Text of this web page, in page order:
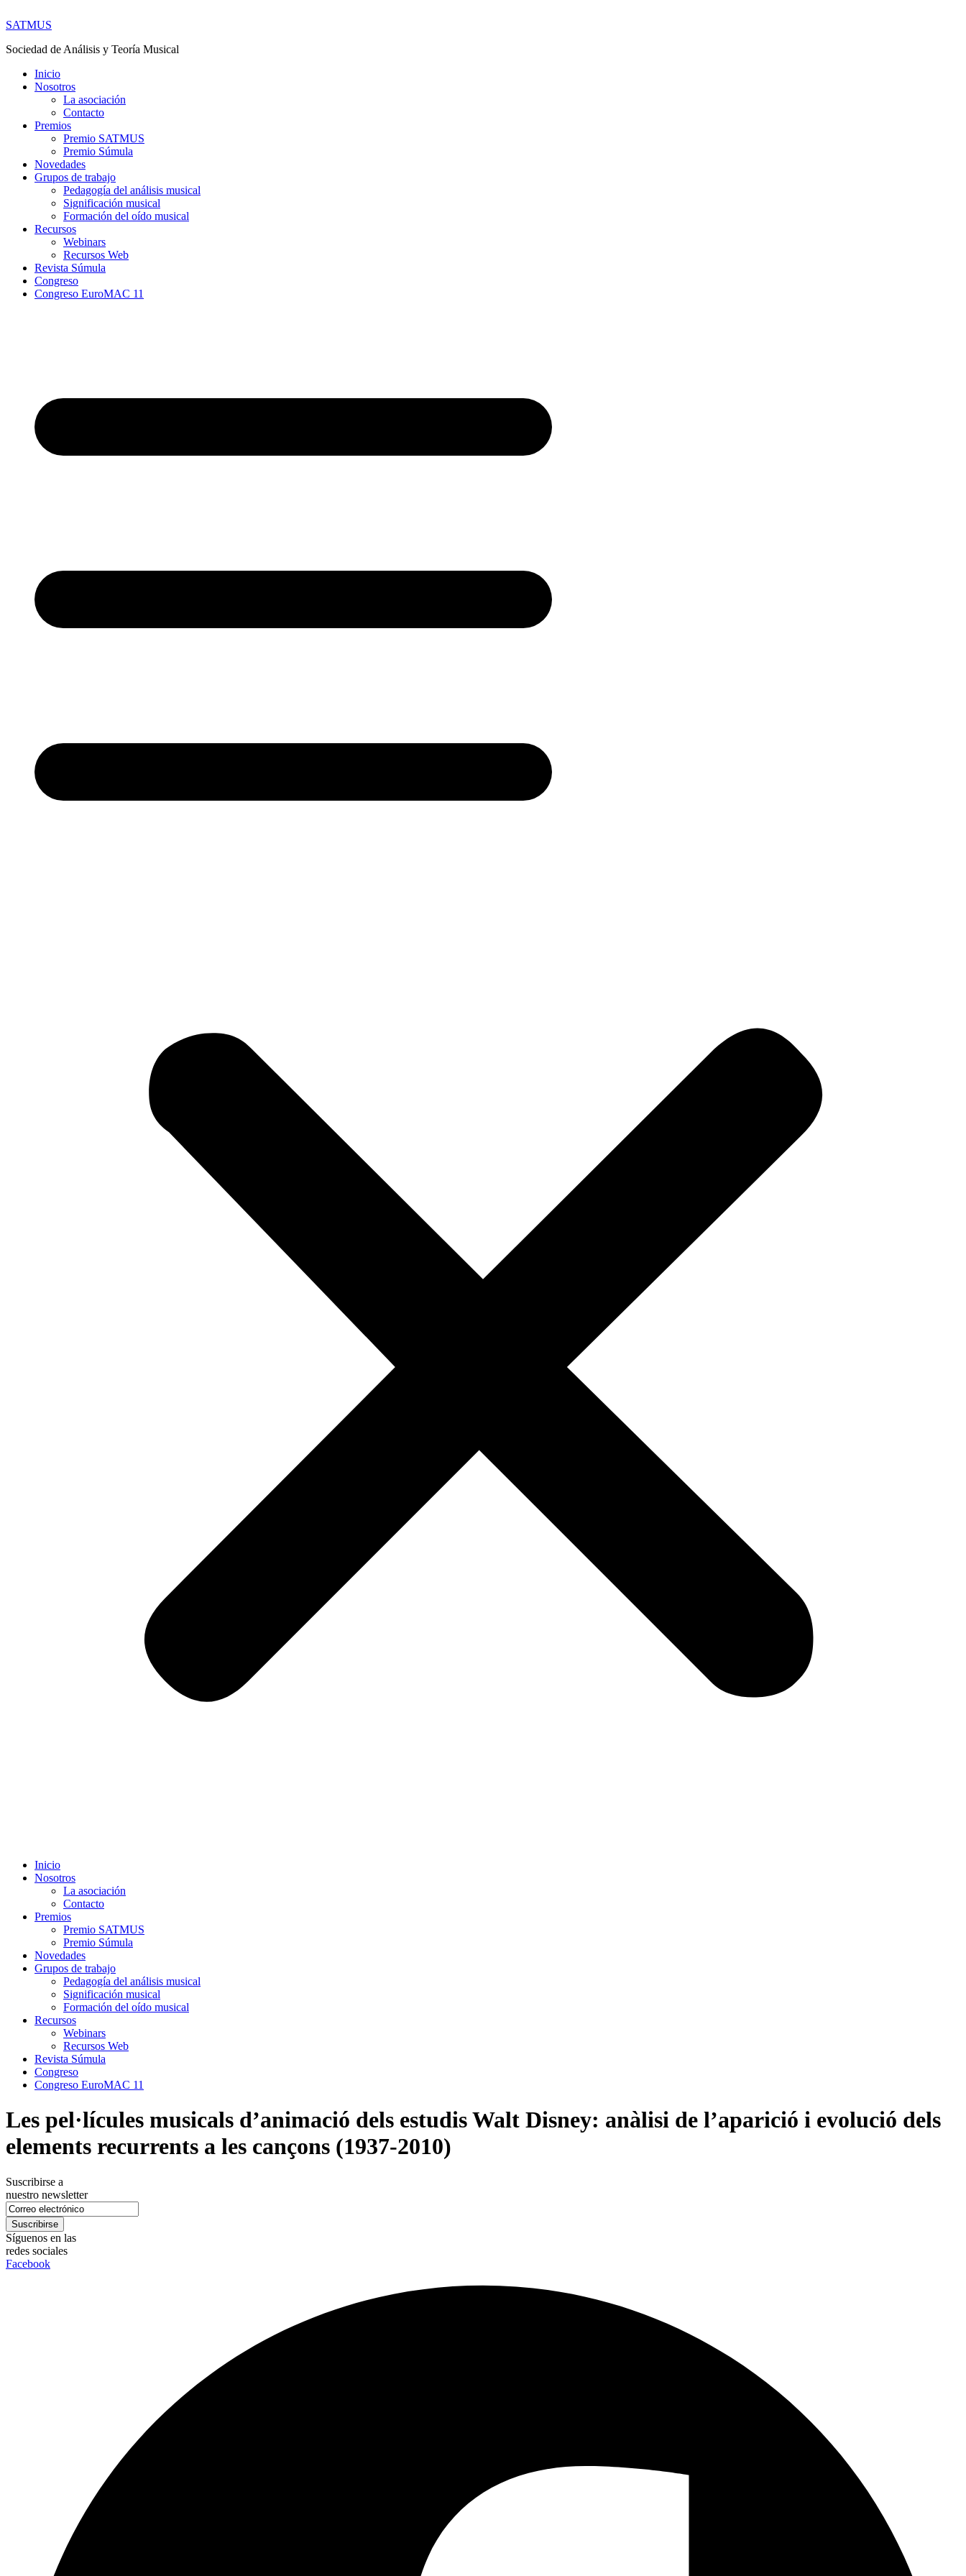
SATMUS
Sociedad de Análisis y Teoría Musical
Inicio
Nosotros
La asociación
Contacto
Premios
Premio SATMUS
Premio Súmula
Novedades
Grupos de trabajo
Pedagogía del análisis musical
Significación musical
Formación del oído musical
Recursos
Webinars
Recursos Web
Revista Súmula
Congreso
Congreso EuroMAC 11
Inicio
Nosotros
La asociación
Contacto
Premios
Premio SATMUS
Premio Súmula
Novedades
Grupos de trabajo
Pedagogía del análisis musical
Significación musical
Formación del oído musical
Recursos
Webinars
Recursos Web
Revista Súmula
Congreso
Congreso EuroMAC 11
Les pel·lícules musicals d’animació dels estudis Walt Disney: anàlisi de l’aparició i evolució dels
elements recurrents a les cançons (1937-2010)
Suscribirse a
nuestro newsletter
Síguenos en las
redes sociales
Facebook